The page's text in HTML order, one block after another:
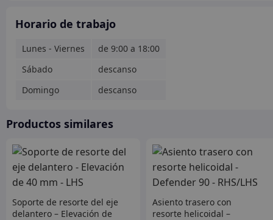
Horario de trabajo
Lunes - Viernes
de 9:00 a 18:00
Sábado
descanso
Domingo
descanso
Productos similares
Soporte de resorte del eje
delantero – Elevación de
Asiento trasero con
resorte helicoidal –